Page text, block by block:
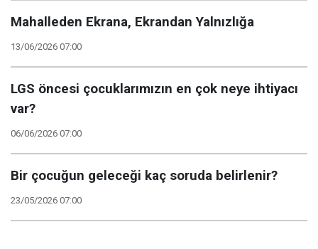
Mahalleden Ekrana, Ekrandan Yalnızlığa
13/06/2026 07:00
LGS öncesi çocuklarımızın en çok neye ihtiyacı
var?
06/06/2026 07:00
Bir çocuğun geleceği kaç soruda belirlenir?
23/05/2026 07:00